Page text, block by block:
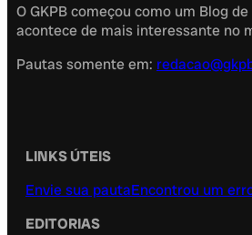
O GKPB começou como um Blog
acontece de mais interessante no
Pautas somente em:
LINKS ÚTEIS
Envie sua pautaEncontrou um
EDITORIAS